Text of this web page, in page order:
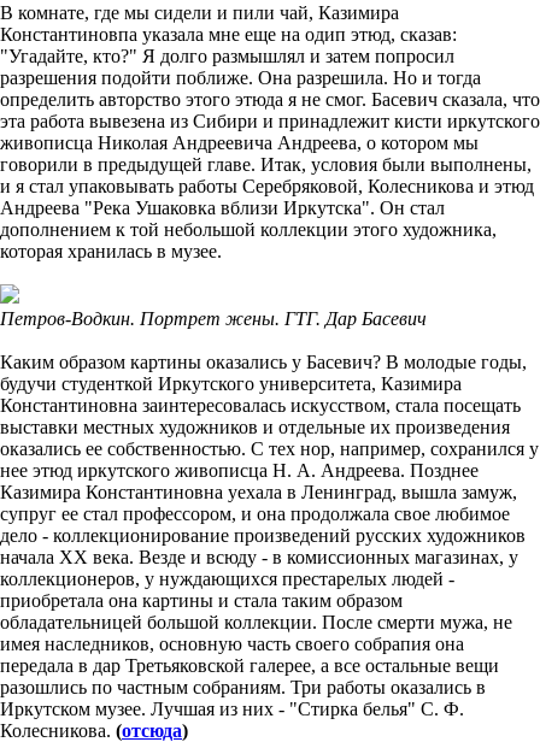
В комнате, где мы сидели и пили чай, Казимира
Константиновпа указала мне еще на одип этюд, сказав:
"Угадайте, кто?" Я долго размышлял и затем попросил
разрешения подойти поближе. Она разрешила. Но и тогда
определить авторство этого этюда я не смог. Басевич сказала, что
эта работа вывезена из Сибири и принадлежит кисти иркутского
живописца Николая Андреевича Андреева, о котором мы
говорили в предыдущей главе. Итак, условия были выполнены,
и я стал упаковывать работы Серебряковой, Колесникова и этюд
Андреева "Река Ушаковка вблизи Иркутска". Он стал
дополнением к той небольшой коллекции этого художника,
которая хранилась в музее.
Петров-Водкин. Портрет жены. ГТГ. Дар Басевич
Каким образом картины оказались у Басевич? В молодые годы,
будучи студенткой Иркутского университета, Казимира
Константиновна заинтересовалась искусством, стала посещать
выставки местных художников и отдельные их произведения
оказались ее собственностью. С тех нор, например, сохранился у
нее этюд иркутского живописца Н. А. Андреева. Позднее
Казимира Константиновна уехала в Ленинград, вышла замуж,
супруг ее стал профессором, и она продолжала свое любимое
дело - коллекционирование произведений русских художников
начала XX века. Везде и всюду - в комиссионных магазинах, у
коллекционеров, у нуждающихся престарелых людей -
приобретала она картины и стала таким образом
обладательницей большой коллекции. После смерти мужа, не
имея наследников, основную часть своего собрапия она
передала в дар Третьяковской галерее, а все остальные вещи
разошлись по частным собраниям. Три работы оказались в
Иркутском музее. Лучшая из них - "Стирка белья" С. Ф.
Колесникова. (отсюда)